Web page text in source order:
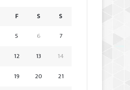
F S
S
5 6
7
12 13
14
19 20 21